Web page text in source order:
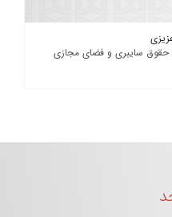
سایبری و فضای مجازی